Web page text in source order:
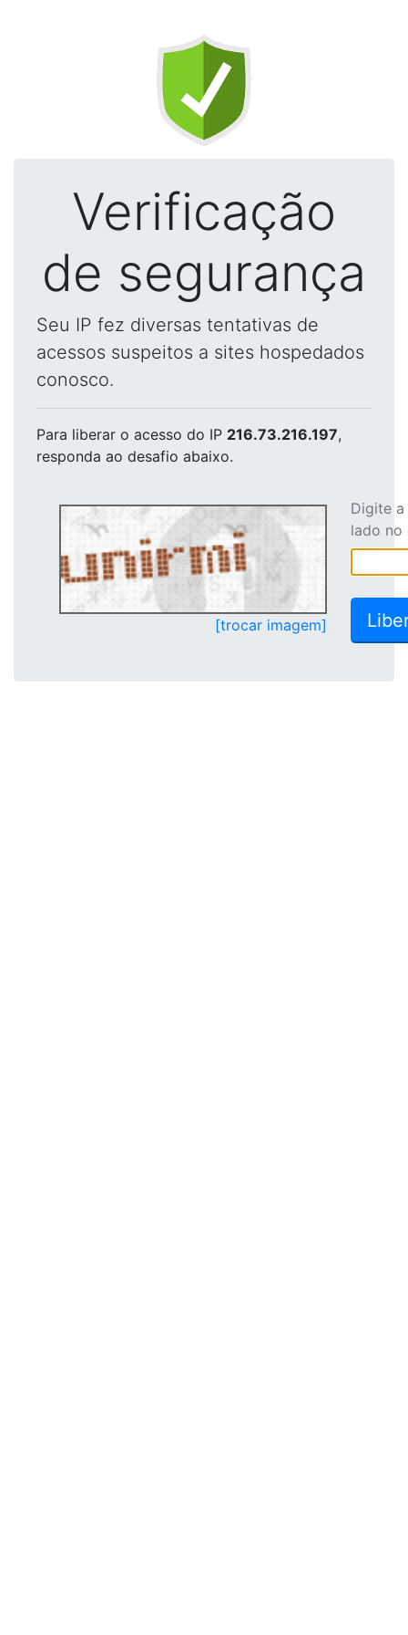
Verificação
de segurança
Seu IP fez diversas tentativas de
acessos suspeitos a sites hospedados
conosco.
Para liberar o acesso do IP 216.73.216.197,
responda ao desafio abaixo.
[trocar imagem]
Digite
lado no